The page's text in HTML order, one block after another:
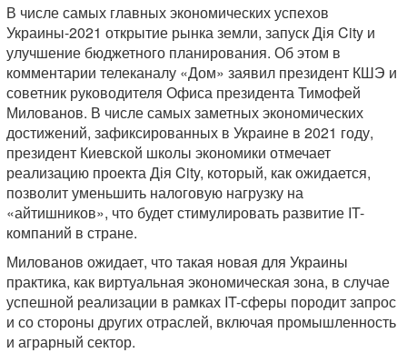
В числе самых главных экономических успехов
Украины-2021 открытие рынка земли, запуск Дія City и
улучшение бюджетного планирования. Об этом в
комментарии телеканалу «Дом» заявил президент КШЭ и
советник руководителя Офиса президента Тимофей
Милованов. В числе самых заметных экономических
достижений, зафиксированных в Украине в 2021 году,
президент Киевской школы экономики отмечает
реализацию проекта Дія City, который, как ожидается,
позволит уменьшить налоговую нагрузку на
«айтишников», что будет стимулировать развитие IT-
компаний в стране.
Милованов ожидает, что такая новая для Украины
практика, как виртуальная экономическая зона, в случае
успешной реализации в рамках IT-сферы породит запрос
и со стороны других отраслей, включая промышленность
и аграрный сектор.